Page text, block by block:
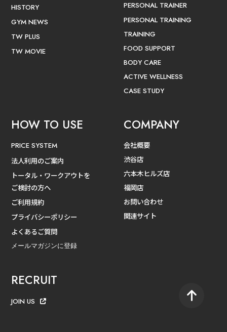
HISTORY
GYM NEWS
TW PLUS
TW MOVIE
PERSONAL TRAINER
PERSONAL TRAINING
TRAINING
FOOD SUPPORT
BODY CARE
ACTIVE WELLNESS
CASE STUDY
HOW TO USE
PRICE SYSTEM
法人利用のご案内
トータル・ワークアウトを
ご検討の方へ
ご利用規約
プライバシーポリシー
よくあるご質問
メールマガジンに登録
COMPANY
会社概要
渋谷店
六本木ヒルズ店
福岡店
お問い合わせ
関連サイト
RECRUIT
JOIN US